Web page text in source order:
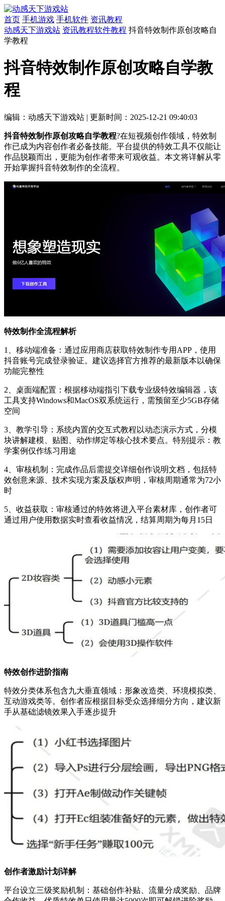
首页 手机游戏 手机软件 资讯教程
动感天下游戏站 资讯教程软件教程 抖音特效制作原创攻略自
学教程
抖音特效制作原创攻略自学教
程
编辑：动感天下游戏站 | 更新时间：2025-12-21 09:40:03
抖音特效制作原创攻略自学教程?在短视频创作领域，特效制
作已成为内容创作者必备技能。平台提供的特效工具不仅能让
作品脱颖而出，更能为创作者带来可观收益。本文将详解从零
开始掌握抖音特效制作的全流程。
特效制作全流程解析
1、移动端准备：通过应用商店获取特效制作专用APP，使用
抖音账号完成登录验证。建议选择官方推荐的最新版本以确保
功能完整性
2、桌面端配置：根据移动端指引下载专业级特效编辑器，该
工具支持Windows和MacOS双系统运行，需预留至少5GB存储
空间
3、教学引导：系统内置的交互式教程以动态演示方式，分模
块讲解建模、贴图、动作绑定等核心技术要点。特别提示：教
学案例仅作练习用途
4、审核机制：完成作品后需提交详细创作说明文档，包括特
效创意来源、技术实现方案及版权声明，审核周期通常为72小
时
5、收益获取：审核通过的特效将进入平台素材库，创作者可
通过用户使用数据实时查看收益情况，结算周期为每月15日
特效创作进阶指南
特效分类体系包含九大垂直领域：形象改造类、环境模拟类、
互动游戏类等。创作者应根据目标受众选择细分方向，建议新
手从基础滤镜效果入手逐步提升
创作者激励计划详解
平台设立三级奖励机制：基础创作补贴、流量分成奖励、品牌